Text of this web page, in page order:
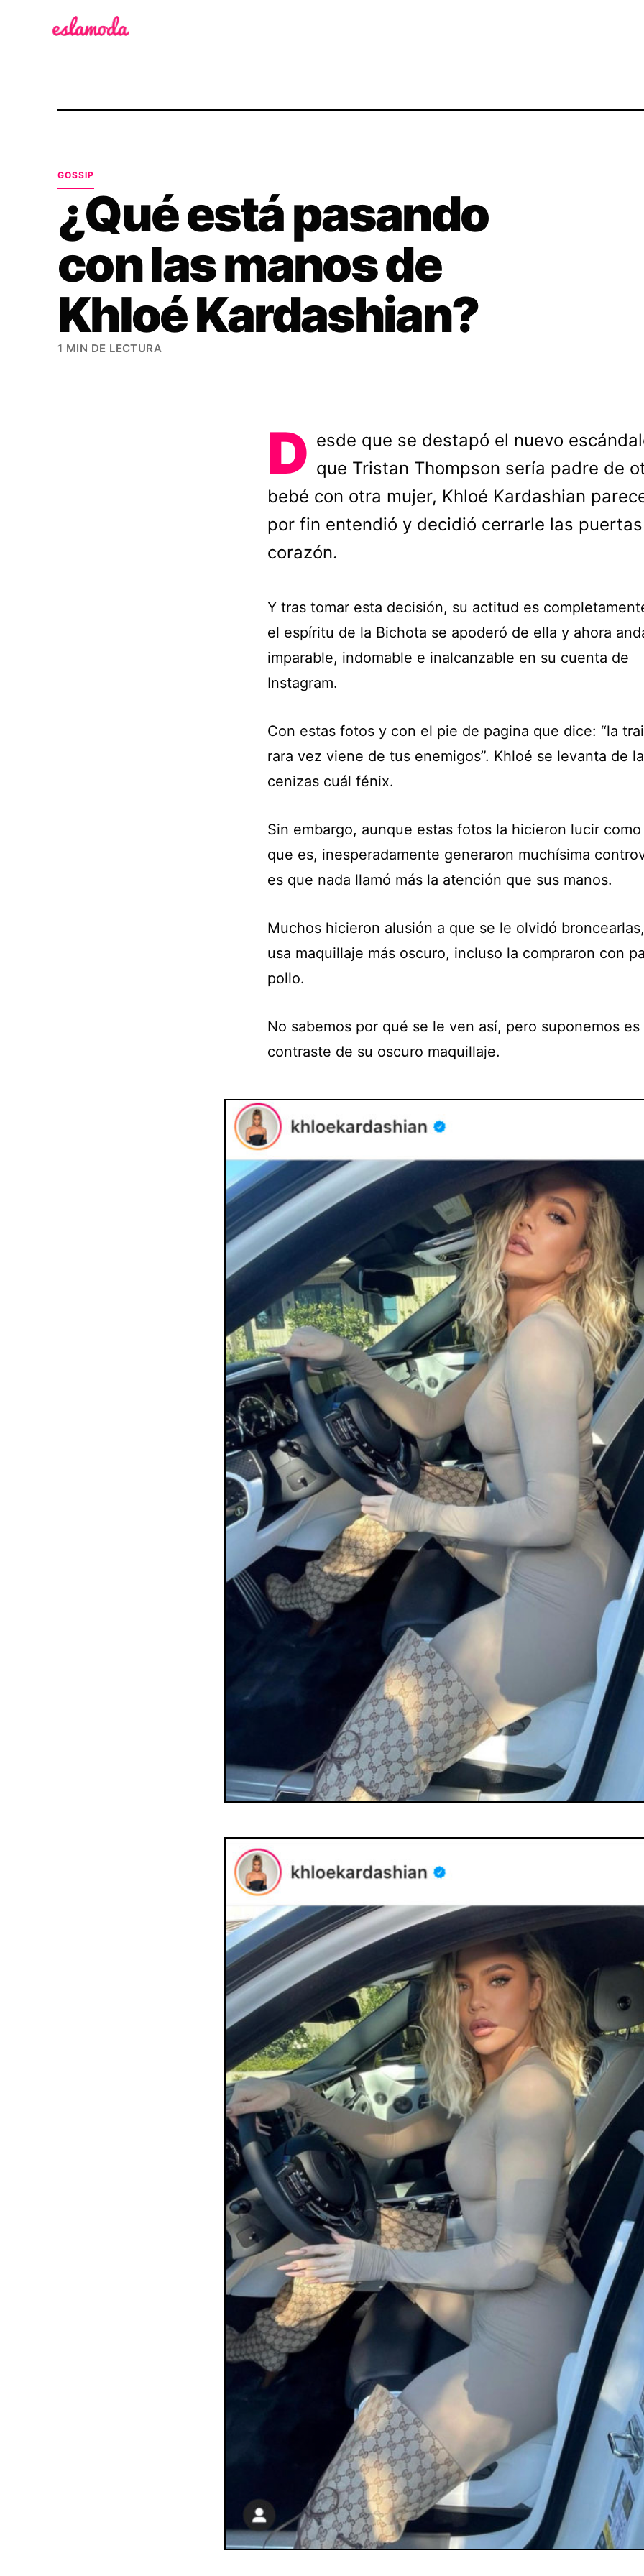
GOSSIP
¿Qué está pasando
con las manos de
Khloé Kardashian?
1 MIN DE LECTURA
D esde que se destapó el nuevo
que Tristan Thompson sería padre de
bebé con otra mujer, Khloé Kardashian
por fin entendió y decidió cerrarle las
corazón.
Y tras tomar esta decisión, su actitud es
el espíritu de la Bichota se apoderó de ella y ahora
imparable, indomable e inalcanzable en su cuenta de
Instagram.
Con estas fotos y con el pie de pagina que dice: “la
rara vez viene de tus enemigos”. Khloé se levanta de
cenizas cuál fénix.
Sin embargo, aunque estas fotos la hicieron lucir
que es, inesperadamente generaron muchísima
es que nada llamó más la atención que sus manos.
Muchos hicieron alusión a que se le olvidó
usa maquillaje más oscuro, incluso la compraron con
pollo.
No sabemos por qué se le ven así, pero suponemos es
contraste de su oscuro maquillaje.